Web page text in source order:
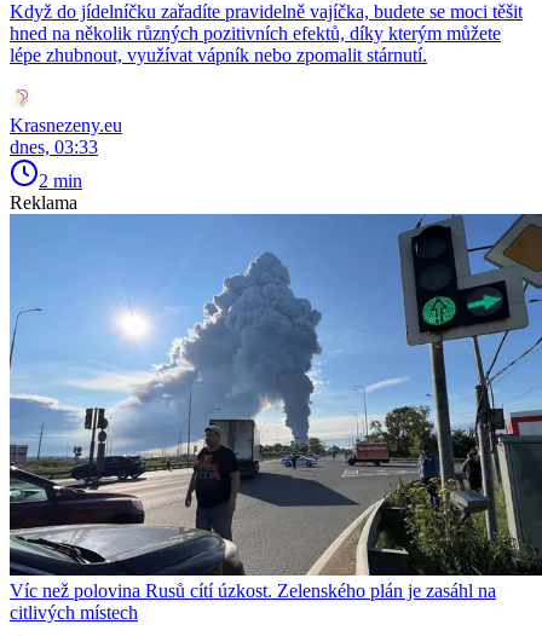
Když do jídelníčku zařadíte pravidelně vajíčka, budete se moci těšit
hned na několik různých pozitivních efektů, díky kterým můžete
lépe zhubnout, využívat vápník nebo zpomalit stárnutí.
Krasnezeny.eu
dnes, 03:33
2 min
Reklama
Víc než polovina Rusů cítí úzkost. Zelenského plán je zasáhl na
citlivých místech